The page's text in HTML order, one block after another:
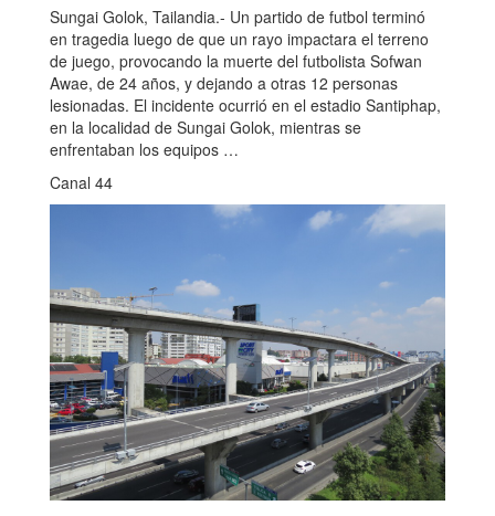
Sungai Golok, Tailandia.- Un partido de futbol terminó
en tragedia luego de que un rayo impactara el terreno
de juego, provocando la muerte del futbolista Sofwan
Awae, de 24 años, y dejando a otras 12 personas
lesionadas. El incidente ocurrió en el estadio Santiphap,
en la localidad de Sungai Golok, mientras se
enfrentaban los equipos …
Canal 44